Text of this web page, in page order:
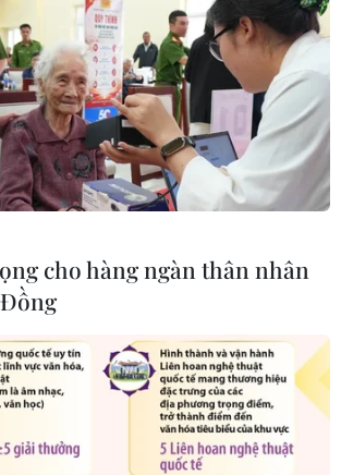
đẩy nhanh tiến độ dự án kết nối
Thành
sau cú tông của xe tải cẩu, 2
cho hàng ngàn thân nhân